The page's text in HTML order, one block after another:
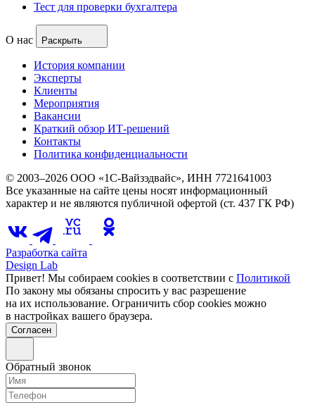
Тест для проверки бухгалтера
О нас Раскрыть
История компании
Эксперты
Клиенты
Мероприятия
Вакансии
Краткий обзор ИТ-решений
Контакты
Политика конфиденциальности
© 2003–2026 ООО «1С-Вайзэдвайс», ИНН 7721641003
Все указанные на сайте цены носят информационный
характер и не являются публичной офертой (ст. 437 ГК РФ)
Разработка сайта
Design Lab
Привет! Мы собираем cookies в соответствии с Политикой
По закону мы обязаны спросить у вас разрешение
на их использование. Ограничить сбор cookies можно
в настройках вашего браузера.
Согласен
Обратный звонок